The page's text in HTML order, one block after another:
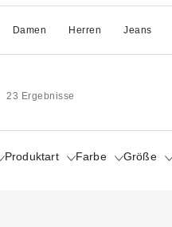
Damen Herren Jeans
23 Ergebnisse
Produktart Farbe Größe